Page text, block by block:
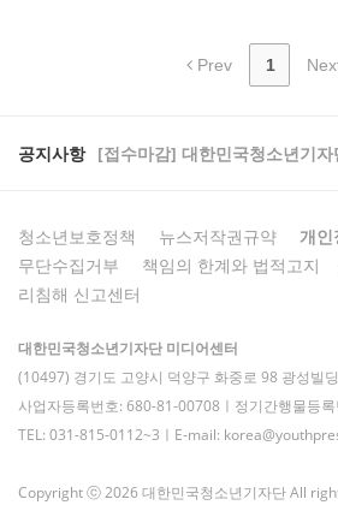
Prev 1
공지사항 [접수마감] 대한민국청소년기
청소년보호정책 뉴스저작권규약 개인
무단수집거부
책임의 한계와 법적고지
리침해 신고센터
대한민국청소년기자단 미디어센터
(10497) 경기도 고양시 덕양구 화중로 98 광성빌
사업자등록번호: 680-81-00708ㅣ정기간행물등
TEL: 031-815-0112~3ㅣE-mail:
Copyright ⓒ 2026 대한민국청소년기자단 All